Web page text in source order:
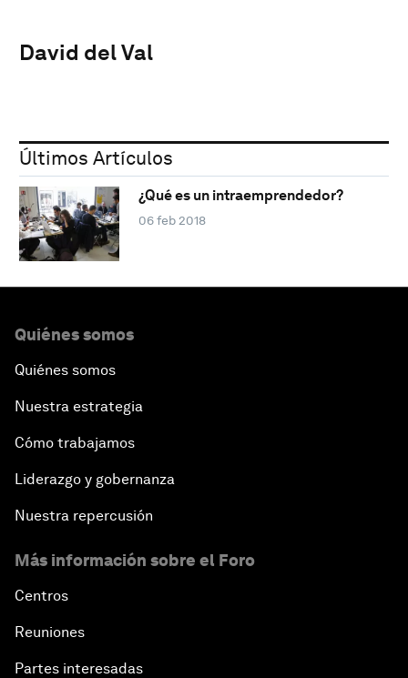
David del Val
Últimos Artículos
¿Qué es un intraemprendedor?
06 feb 2018
Quiénes somos
Quiénes somos
Nuestra estrategia
Cómo trabajamos
Liderazgo y gobernanza
Nuestra repercusión
Más información sobre el Foro
Centros
Reuniones
Partes interesadas